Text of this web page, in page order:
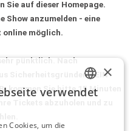
Sie auf dieser Homepage.
Show anzumelden - eine
online möglich.
pünktlich.
Nach
Sicherheitsgründen KEIN
kommen Sie bitte 15 Minuten
Tickets abzuholen und zu
GERMAN
×
verwendet
Cookies, um die